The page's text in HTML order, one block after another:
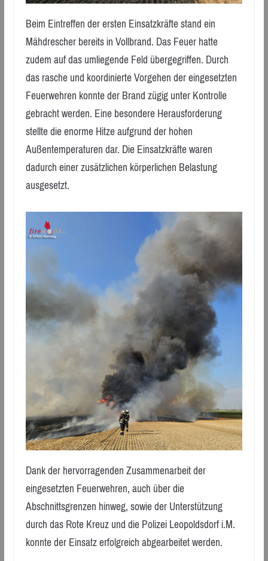
Beim Eintreffen der ersten Einsatzkräfte stand ein
Mähdrescher bereits in Vollbrand. Das Feuer hatte
zudem auf das umliegende Feld übergegriffen. Durch
das rasche und koordinierte Vorgehen der eingesetzten
Feuerwehren konnte der Brand zügig unter Kontrolle
gebracht werden. Eine besondere Herausforderung
stellte die enorme Hitze aufgrund der hohen
Außentemperaturen dar. Die Einsatzkräfte waren
dadurch einer zusätzlichen körperlichen Belastung
ausgesetzt.
Dank der hervorragenden Zusammenarbeit der
eingesetzten Feuerwehren, auch über die
Abschnittsgrenzen hinweg, sowie der Unterstützung
durch das Rote Kreuz und die Polizei Leopoldsdorf i.M.
konnte der Einsatz erfolgreich abgearbeitet werden.